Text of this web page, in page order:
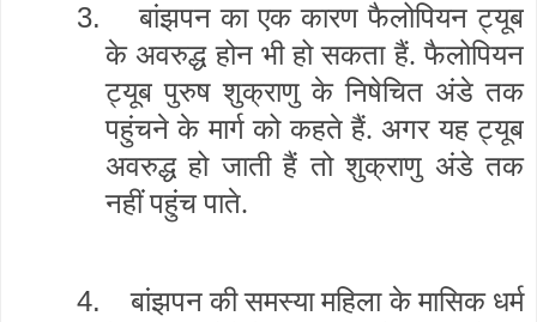
3.
बांझपन का एक कारण फैलोपियन ट्यूब
के अवरुद्ध होन भी हो सकता हैं. फैलोपियन
ट्यूब पुरुष शुक्राणु के निषेचित अंडे तक
पहुंचने के मार्ग को कहते हैं. अगर यह ट्यूब
अवरुद्ध हो जाती हैं तो शुक्राणु अंडे तक
नहीं पहुंच पाते.
4.
बांझपन की समस्या महिला के मासिक धर्म